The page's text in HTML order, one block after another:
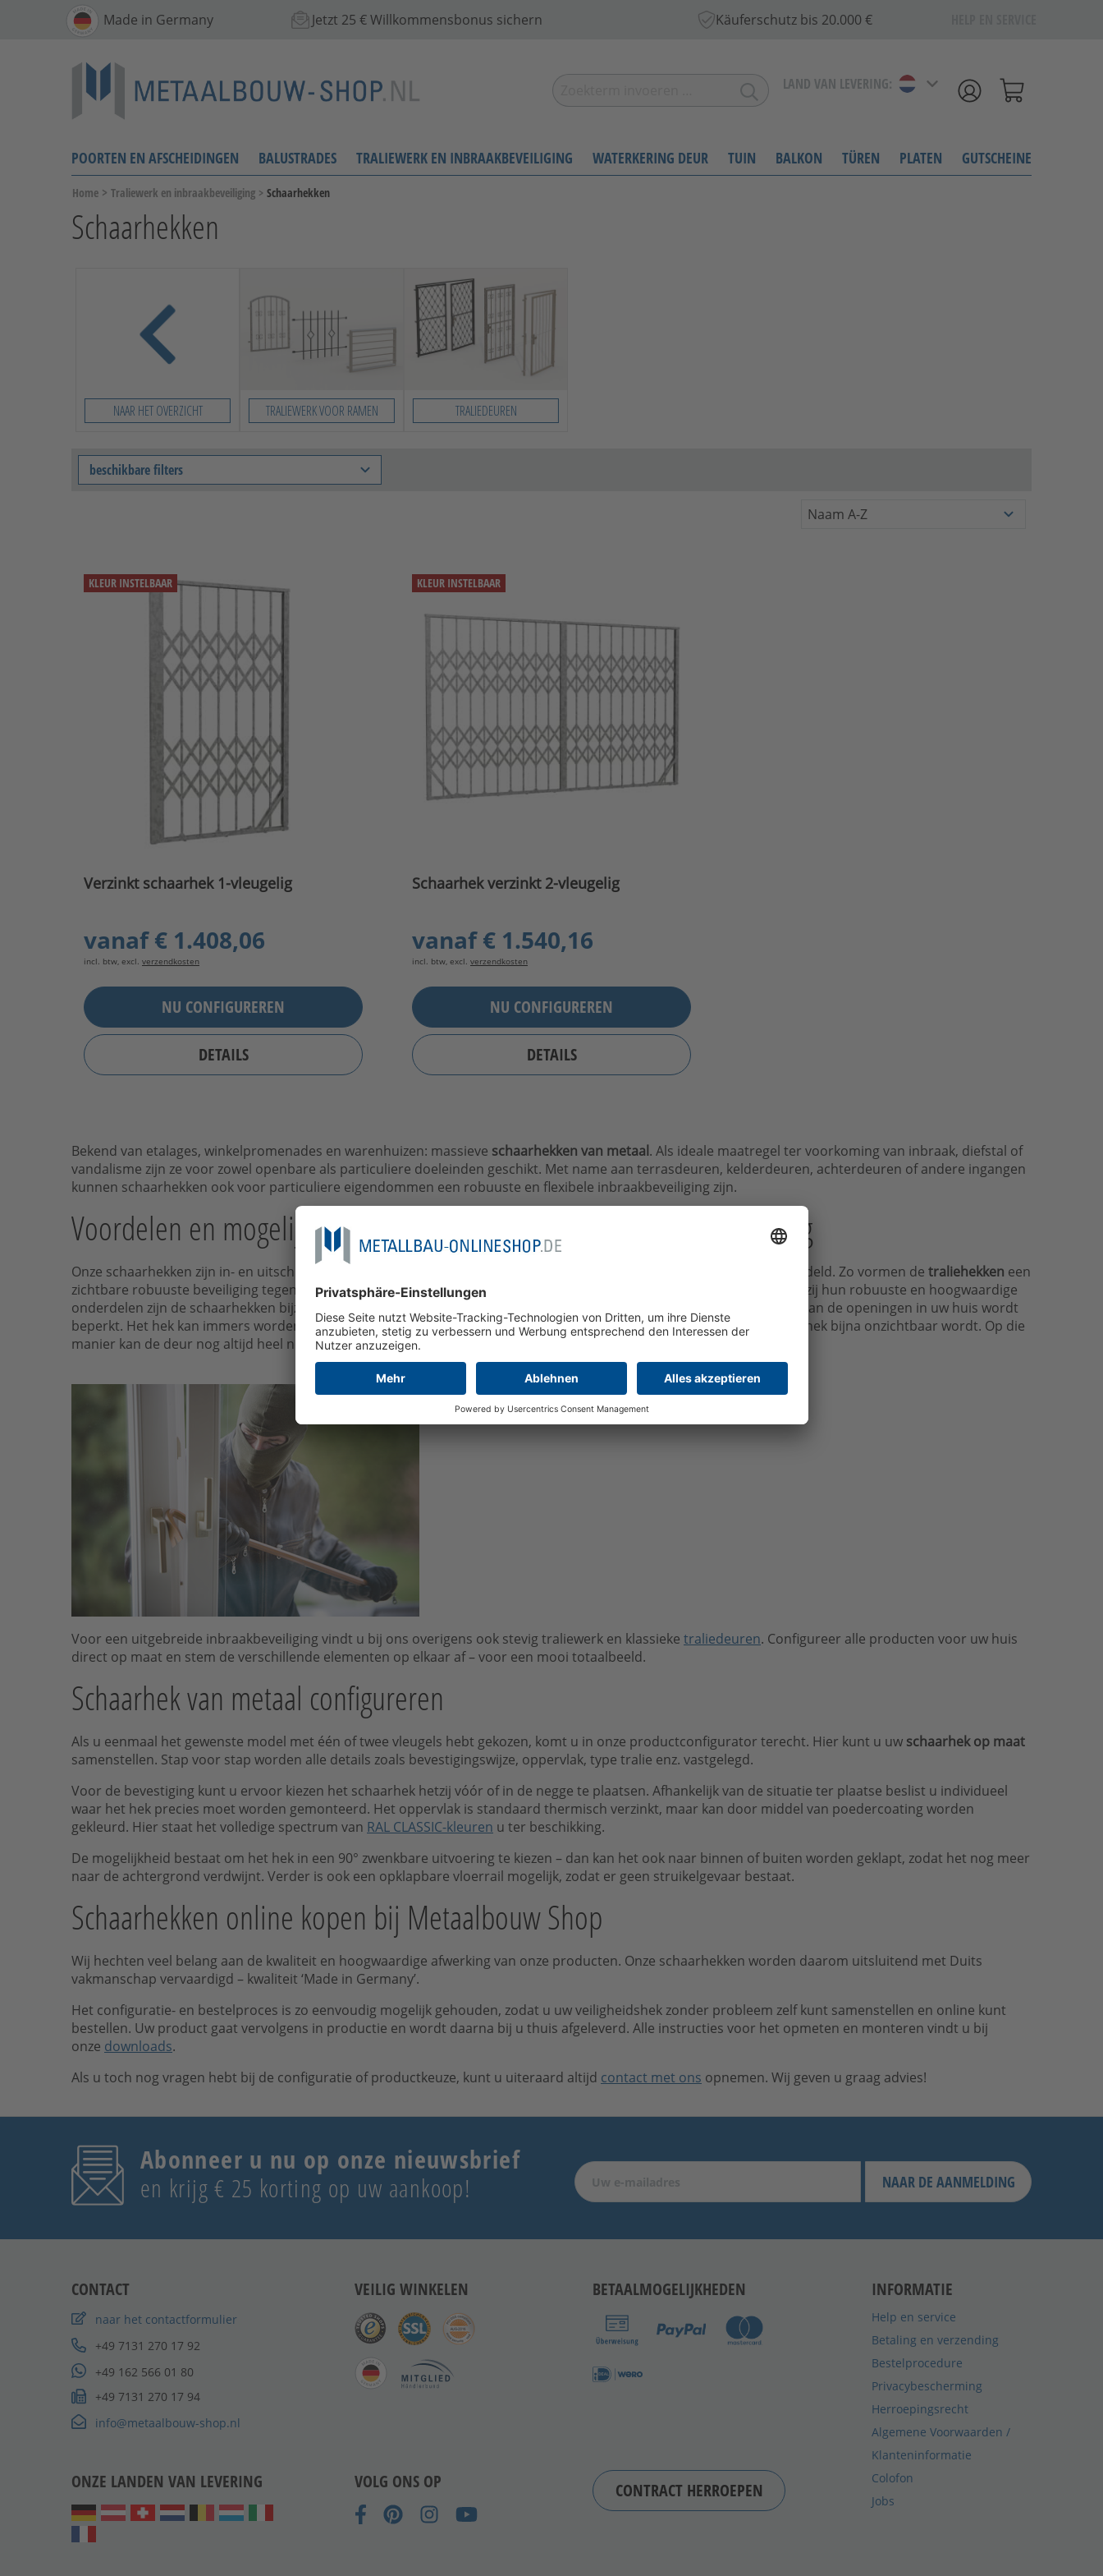
Made in Germany Jetzt 25 € Willkommensbonus sichern Käuferschutz bis 20.000 €
LAND VAN LEVERING:
POORTEN EN AFSCHEIDINGEN BALUSTRADES TRALIEWERK EN INBRAAKBEVEILIGING WATERKERING DEUR TUIN BALKON TÜREN PLATEN GUTSCHEINE
Home > Traliewerk en inbraakbeveiliging > Schaarhekken
Schaarhekken
NAAR HET OVERZICHT TRALIEWERK VOOR RAMEN TRALIEDEUREN
beschikbare filters
KLEUR INSTELBAAR
Verzinkt schaarhek 1-vleugelig
vanaf€ 1.408,06
incl. btw, excl. verzendkosten
NU CONFIGUREREN
DETAILS
KLEUR INSTELBAAR
Schaarhek verzinkt 2-vleugelig
vanaf€ 1.540,16
incl. btw, excl. verzendkosten
NU CONFIGUREREN
DETAILS
Bekend van etalages, winkelpromenades en warenhuizen: massieve schaarhekken van metaal. Als ideale maatregel ter voorkoming van inbraak, diefstal of
vandalisme zijn ze voor zowel openbare als particuliere doeleinden geschikt. Met name aan terrasdeuren, kelderdeuren, achterdeuren of andere ingangen
kunnen schaarhekken ook voor particuliere eigendommen een robuuste en flexibele inbraakbeveiliging zijn.
Voordelen en mogelijkheden van schaarhekken als inbraakbeveiliging
Onze schaarhekken zijn in- en uitschuifbare hekken van verzinkt staal, die in gesloten toestand kunnen worden vergrendeld. Zo vormen de traliehekken een
zichtbare robuuste beveiliging tegen inbrekers – zelfs wanneer delen van het raam of de deur opengekanteld zijn. Dankzij hun robuuste en hoogwaardige
onderdelen zijn de schaarhekken bijzonder stabiel en vormen ze een ideale inbraakbeveiliging, zonder dat het gebruik van de openingen in uw huis wordt
beperkt. Het hek kan immers worden geopend door het in te schuiven, waarbij de ‘scharen’ in elkaar grijpen, zodat het hek bijna onzichtbaar wordt. Op die
manier kan de deur nog altijd heel normaal als doorgang worden gebruikt, zonder dat het schaarhek opvalt.
Voor een uitgebreide inbraakbeveiliging vindt u bij ons overigens ook stevig traliewerk en klassieke traliedeuren. Configureer alle producten voor uw huis
direct op maat en stem de verschillende elementen op elkaar af – voor een mooi totaalbeeld.
Schaarhek van metaal configureren
Als u eenmaal het gewenste model met één of twee vleugels hebt gekozen, komt u in onze productconfigurator terecht. Hier kunt u uw schaarhek op maat
samenstellen. Stap voor stap worden alle details zoals bevestigingswijze, oppervlak, type tralie enz. vastgelegd.
Voor de bevestiging kunt u ervoor kiezen het schaarhek hetzij vóór of in de negge te plaatsen. Afhankelijk van de situatie ter plaatse beslist u individueel
waar het hek precies moet worden gemonteerd. Het oppervlak is standaard thermisch verzinkt, maar kan door middel van poedercoating worden
gekleurd. Hier staat het volledige spectrum van RAL CLASSIC-kleuren u ter beschikking.
De mogelijkheid bestaat om het hek in een 90° zwenkbare uitvoering te kiezen – dan kan het ook naar binnen of buiten worden geklapt, zodat het nog meer
naar de achtergrond verdwijnt. Verder is ook een opklapbare vloerrail mogelijk, zodat er geen struikelgevaar bestaat.
Schaarhekken online kopen bij Metaalbouw Shop
Wij hechten veel belang aan de kwaliteit en hoogwaardige afwerking van onze producten. Onze schaarhekken worden daarom uitsluitend met Duits
vakmanschap vervaardigd – kwaliteit ‘Made in Germany’.
Het configuratie- en bestelproces is zo eenvoudig mogelijk gehouden, zodat u uw veiligheidshek zonder probleem zelf kunt samenstellen en online kunt
bestellen. Uw product gaat vervolgens in productie en wordt daarna bij u thuis afgeleverd. Alle instructies voor het opmeten en monteren vindt u bij
onze downloads.
Als u toch nog vragen hebt bij de configuratie of productkeuze, kunt u uiteraard altijd contact met ons opnemen. Wij geven u graag advies!
Abonneer u nu op onze nieuwsbrief
en krijg € 25 korting op uw aankoop!
NAAR DE AANMELDING
CONTACT
naar het contactformulier
+49 7131 270 17 92
+49 162 566 01 80
+49 7131 270 17 94
info@metaalbouw-shop.nl
ONZE LANDEN VAN LEVERING
VEILIG WINKELEN
VOLG ONS OP
BETAALMOGELIJKHEDEN
CONTRACT HERROEPEN
INFORMATIE
Help en service
Betaling en verzending
Bestelprocedure
Privacybescherming
Herroepingsrecht
Algemene Voorwaarden /
Klanteninformatie
Colofon
Jobs